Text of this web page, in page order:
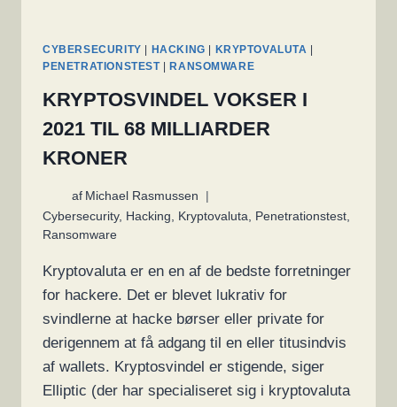
CYBERSECURITY | HACKING | KRYPTOVALUTA |
PENETRATIONSTEST|RANSOMWARE
KRYPTOSVINDEL VOKSER I
2021 TIL 68 MILLIARDER
KRONER
af Michael Rasmussen
Cybersecurity, Hacking Kryptovaluta Penetrationstest
Ransomware
Kryptovaluta er en en af de bedste forretninger
for hackere. Det er blevet lukrativ for
svindlerne at hacke børser eller private for
derigennem at få adgang til en eller titusindvis
af wallets. Kryptosvindel er stigende, siger
Elliptic (der har specialiseret sig i kryptovaluta